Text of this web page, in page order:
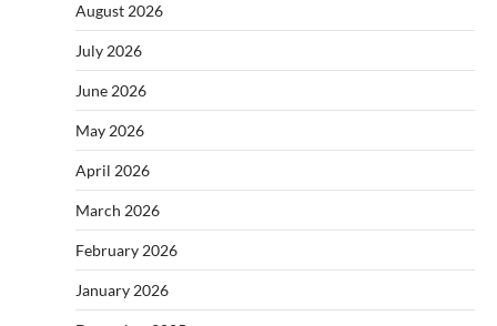
August 2026
July 2026
June 2026
May 2026
April 2026
March 2026
February 2026
January 2026